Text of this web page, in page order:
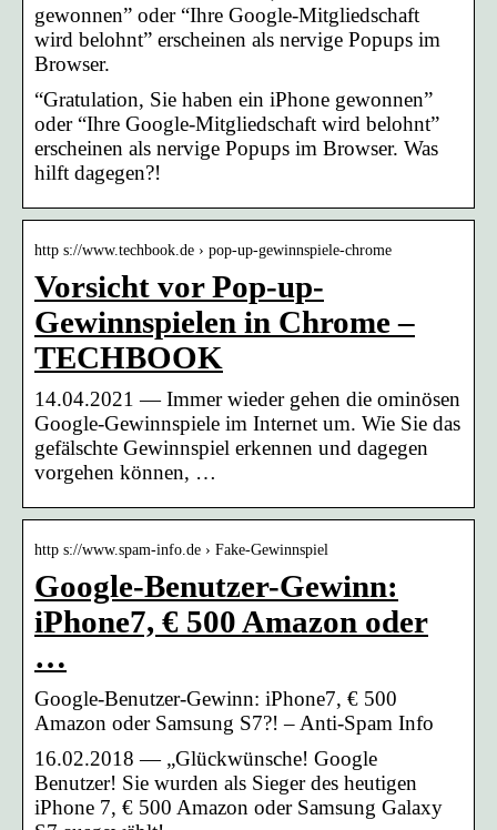
gewonnen” oder “Ihre Google-Mitgliedschaft
wird belohnt” erscheinen als nervige Popups im
Browser.
“Gratulation, Sie haben ein iPhone gewonnen”
oder “Ihre Google-Mitgliedschaft wird belohnt”
erscheinen als nervige Popups im Browser. Was
hilft dagegen?!
http s://www.techbook.de › pop-up-gewinnspiele-chrome
Vorsicht vor Pop-up-
Gewinnspielen in Chrome –
TECHBOOK
14.04.2021 — Immer wieder gehen die ominösen
Google-Gewinnspiele im Internet um. Wie Sie das
gefälschte Gewinnspiel erkennen und dagegen
vorgehen können, …
http s://www.spam-info.de › Fake-Gewinnspiel
Google-Benutzer-Gewinn:
iPhone7, € 500 Amazon oder
…
Google-Benutzer-Gewinn: iPhone7, € 500
Amazon oder Samsung S7?! – Anti-Spam Info
16.02.2018 — „Glückwünsche! Google
Benutzer! Sie wurden als Sieger des heutigen
iPhone 7, € 500 Amazon oder Samsung Galaxy